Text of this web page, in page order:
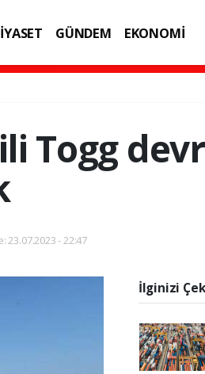
GÜNDEM
EKONOMİ
Togg
23.07.2023 - 22:47
İlginizi